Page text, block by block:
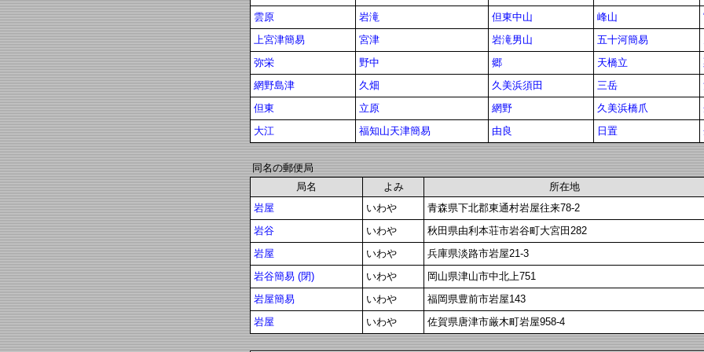
雲原 岩滝 但東中山 峰山
上宮津簡易
宮津 岩滝男山 五十河簡易
弥栄
野中 郷 天橋立
網野島津
久畑 久美浜須田 三岳
但東
立原 網野 久美浜橋爪
大江
福知山天津簡易 由良 日置
同名の郵便局
局名
よみ
所在地
岩屋
いわや
青森県下北郡東通村岩屋往来78-2
岩谷
いわや
秋田県由利本荘市岩谷町大宮田282
岩屋
いわや
兵庫県淡路市岩屋21-3
岩谷簡易 (閉)
いわや
岡山県津山市中北上751
岩屋簡易
いわや
福岡県豊前市岩屋143
岩屋
いわや 佐賀県唐津市厳木町岩屋958-4